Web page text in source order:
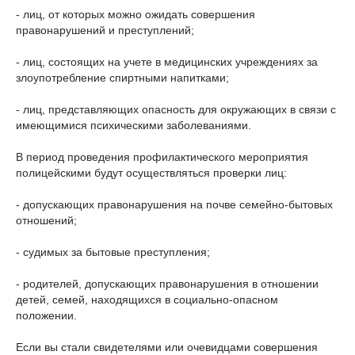
- лиц, от которых можно ожидать совершения
правонарушений и преступлений;
- лиц, состоящих на учете в медицинских учреждениях за
злоупотребление спиртными напитками;
- лиц, представляющих опасность для окружающих в связи с
имеющимися психическими заболеваниями.
В период проведения профилактического мероприятия
полицейскими будут осуществляться проверки лиц:
- допускающих правонарушения на почве семейно-бытовых
отношений;
- судимых за бытовые преступления;
- родителей, допускающих правонарушения в отношении
детей, семей, находящихся в социально-опасном
положении.
Если вы стали свидетелями или очевидцами совершения